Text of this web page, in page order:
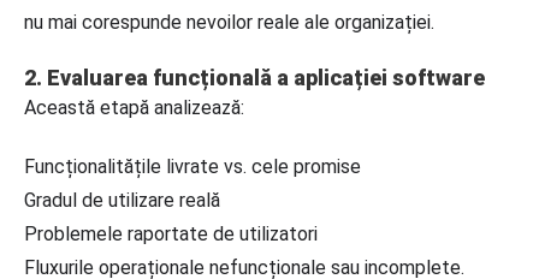
nu mai corespunde nevoilor reale ale organizației.
2. Evaluarea funcțională a aplicației software
Această etapă analizează:
Funcționalitățile livrate vs. cele promise
Gradul de utilizare reală
Problemele raportate de utilizatori
Fluxurile operaționale nefuncționale sau incomplete.